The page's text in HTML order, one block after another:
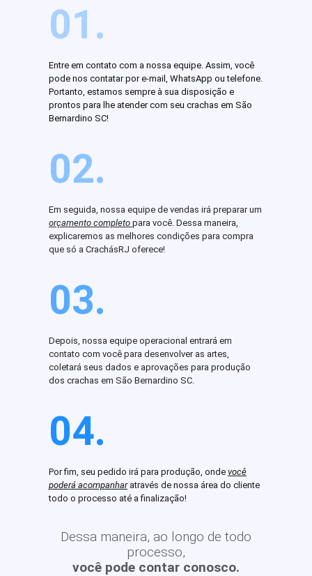
01.
Entre em contato com a nossa equipe. Assim, você
pode nos contatar por e-mail, WhatsApp ou telefone.
Portanto, estamos sempre à sua disposição e
prontos para lhe atender com seu crachas em São
Bernardino SC!
02.
Em seguida, nossa equipe de vendas irá preparar um
orçamento completo para você. Dessa maneira,
explicaremos as melhores condições para compra
que só a CrachásRJ oferece!
03.
Depois, nossa equipe operacional entrará em
contato com você para desenvolver as artes,
coletará seus dados e aprovações para produção
dos crachas em São Bernardino SC.
04.
Por fim, seu pedido irá para produção, onde você
poderá acompanharatravés de nossa área do cliente
todo o processo até a finalização!
Dessa maneira, ao longo de todo
processo,
você pode contar conosco.